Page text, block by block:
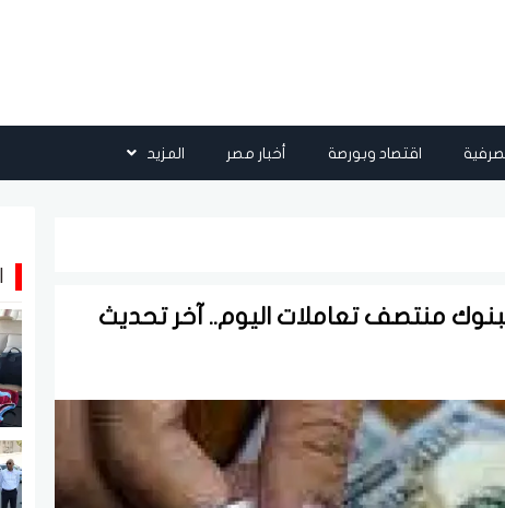
اقتصاد وبورصة أخبار مصر المزيد
منتصف تعاملات اليوم.. آخر تحديث